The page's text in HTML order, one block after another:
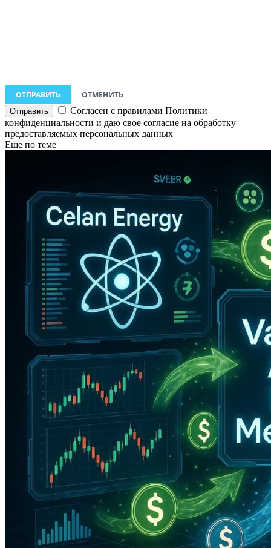
ОТПРАВИТЬ
ОТМЕНИТЬ
Согласен с правилами Политики
конфиденциальности и даю свое согласие на обработку
предоставляемых персональных данных
Еще по теме